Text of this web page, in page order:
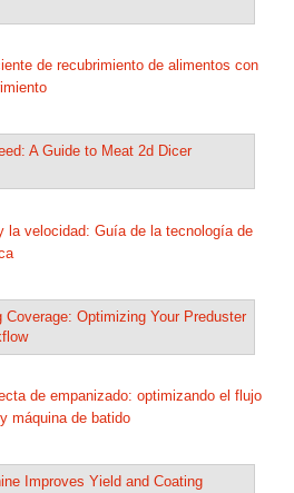
de recubrimiento de alimentos con
la velocidad: Guía de la tecnología de
de empanizado: optimizando el flujo
máquina de batido